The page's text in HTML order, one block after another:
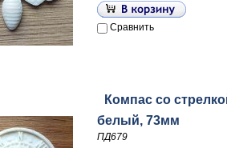
Сравнить
Компас со
белый, 73мм
ПД679